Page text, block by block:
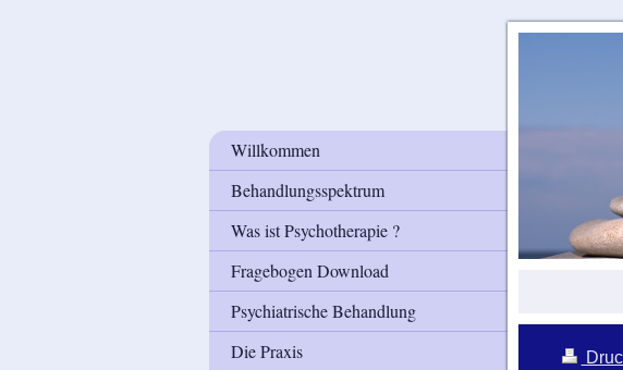
Willkommen
Behandlungsspektrum
Was ist Psychotherapie ?
Fragebogen Download
Psychiatrische Behandlung
Die Praxis